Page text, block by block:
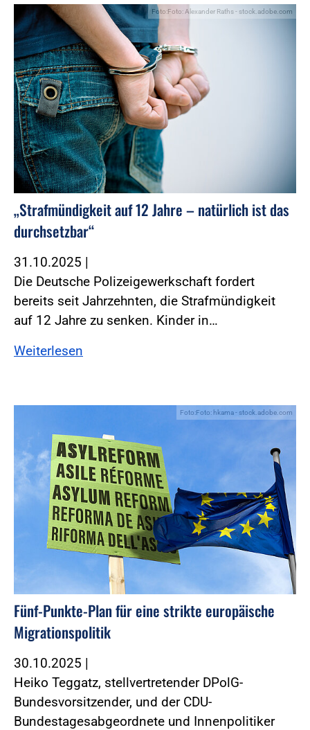
Foto:Foto: Alexander Raths - stock.adobe.com
„Strafmündigkeit auf 12 Jahre – natürlich ist das
durchsetzbar“
31.10.2025 |
Die Deutsche Polizeigewerkschaft fordert
bereits seit Jahrzehnten, die Strafmündigkeit
auf 12 Jahre zu senken. Kinder in…
Weiterlesen
Foto:Foto: hkama - stock.adobe.com
Fünf-Punkte-Plan für eine strikte europäische
Migrationspolitik
30.10.2025 |
Heiko Teggatz, stellvertretender DPolG-
Bundesvorsitzender, und der CDU-
Bundestagesabgeordnete und Innenpolitiker